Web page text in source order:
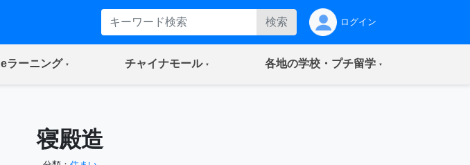
検索 ログイン
eラーニング(current) チャイナモール(current) 各地の学校・プチ留学(current)
寝殿造